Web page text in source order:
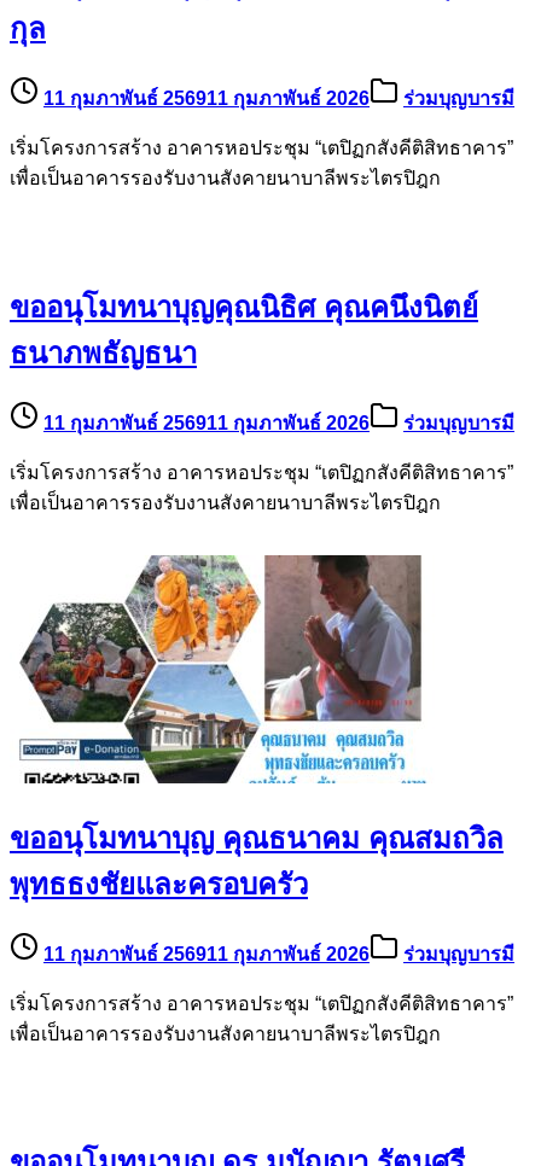
กุล
11 กุมภาพันธ์ 256911 กุมภาพันธ์ 2026 ร่วมบุญบารมี
เริ่มโครงการสร้าง อาคารหอประชุม “เตปิฏกสังคีติสิทธาคาร”
เพื่อเป็นอาคารรองรับงานสังคายนาบาลีพระไตรปิฎก
ขออนุโมทนาบุญคุณนิธิศ คุณคนึงนิตย์
ธนาภพธัญธนา
11 กุมภาพันธ์ 256911 กุมภาพันธ์ 2026 ร่วมบุญบารมี
เริ่มโครงการสร้าง อาคารหอประชุม “เตปิฏกสังคีติสิทธาคาร”
เพื่อเป็นอาคารรองรับงานสังคายนาบาลีพระไตรปิฎก
ขออนุโมทนาบุญ คุณธนาคม คุณสมถวิล
พุทธธงชัยและครอบครัว
11 กุมภาพันธ์ 256911 กุมภาพันธ์ 2026 ร่วมบุญบารมี
เริ่มโครงการสร้าง อาคารหอประชุม “เตปิฏกสังคีติสิทธาคาร”
เพื่อเป็นอาคารรองรับงานสังคายนาบาลีพระไตรปิฎก